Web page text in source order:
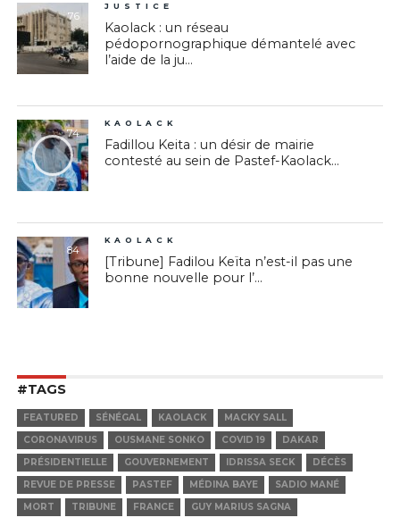
76
JUSTICE
Kaolack : un réseau
pédopornographique démantelé avec
l’aide de la ju...
74
KAOLACK
Fadillou Keita : un désir de mairie
contesté au sein de Pastef-Kaolack...
84
KAOLACK
[Tribune] Fadilou Keïta n’est-il pas une
bonne nouvelle pour l’...
#TAGS
FEATURED SÉNÉGAL KAOLACK
MACKY SALL
CORONAVIRUS
OUSMANE SONKO COVID 19
DAKAR
PRÉSIDENTIELLE
GOUVERNEMENT IDRISSA SECK
DÉCÈS
REVUE DE PRESSE
PASTEF MÉDINA BAYE
SADIO MANÉ
MORT
TRIBUNE FRANCE GUY MARIUS SAGNA